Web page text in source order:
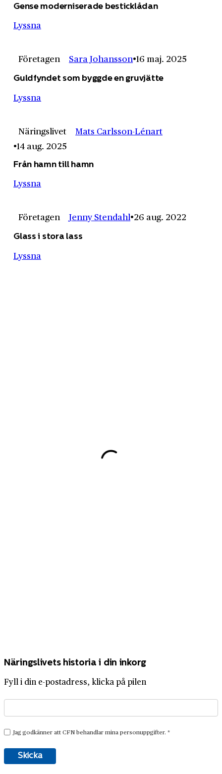
Gense moderniserade besticklådan
Lyssna
Företagen Sara Johansson 16 maj. 2025
Guldfyndet som byggde en gruvjätte
Lyssna
Näringslivet
Mats Carlsson-Lénart
14 aug. 2025
Från hamn till hamn
Lyssna
Företagen Jenny Stendahl 26 aug. 2022
Glass i stora lass
Lyssna
Näringslivets historia i din inkorg
Fyll i din e-postadress, klicka på pilen